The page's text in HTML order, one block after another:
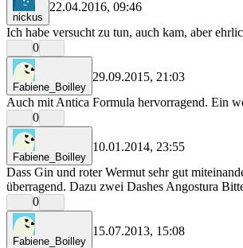
nickus
22.04.2016, 09:46
Ich habe versucht zu tun, auch kam, aber
0
Fabiene_Boilley
29.09.2015, 21:03
Auch mit Antica Formula hervorragend. Ein
0
Fabiene_Boilley
10.01.2014, 23:55
Dass Gin und roter Wermut sehr gut
überragend. Dazu zwei Dashes Angostura
0
Fabiene_Boilley
15.07.2013, 15:08